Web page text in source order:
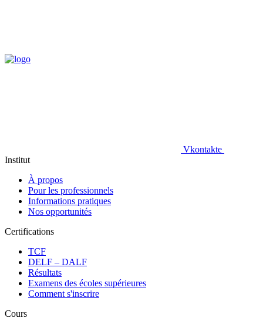
Vkontakte
Institut
À propos
Pour les professionnels
Informations pratiques
Nos opportunités
Certifications
TCF
DELF – DALF
Résultats
Examens des écoles supérieures
Comment s'inscrire
Cours